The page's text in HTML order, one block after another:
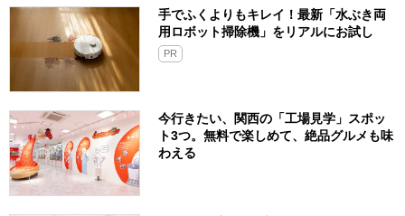
手でふくよりもキレイ！最新「水ぶき両
用ロボット掃除機」をリアルにお試し
PR
今行きたい、関西の「工場見学」スポッ
ト3つ。無料で楽しめて、絶品グルメも味
わえる